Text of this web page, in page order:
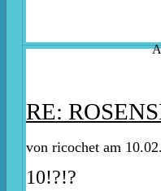
RE:
von ricochet am
10!?!?